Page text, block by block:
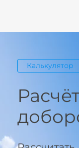
Калькулятор